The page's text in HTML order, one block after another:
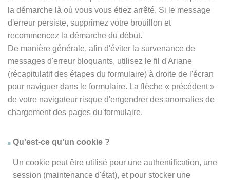
la démarche là où vous vous étiez arrêté. Si le message
d'erreur persiste, supprimez votre brouillon et
recommencez la démarche du début.
De manière générale, afin d'éviter la survenance de
messages d'erreur bloquants, utilisez le fil d'Ariane
(récapitulatif des étapes du formulaire) à droite de l'écran
pour naviguer dans le formulaire. La flèche « précédent »
de votre navigateur risque d'engendrer des anomalies de
chargement des pages du formulaire.
Qu'est-ce qu'un cookie ?
Un cookie peut être utilisé pour une authentification, une
session (maintenance d'état), et pour stocker une